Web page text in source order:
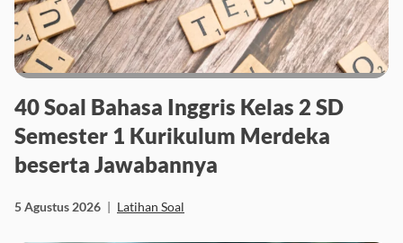
40 Soal Bahasa Inggris Kelas 2 SD
Semester 1 Kurikulum Merdeka
beserta Jawabannya
5 Agustus 2026 | Latihan Soal